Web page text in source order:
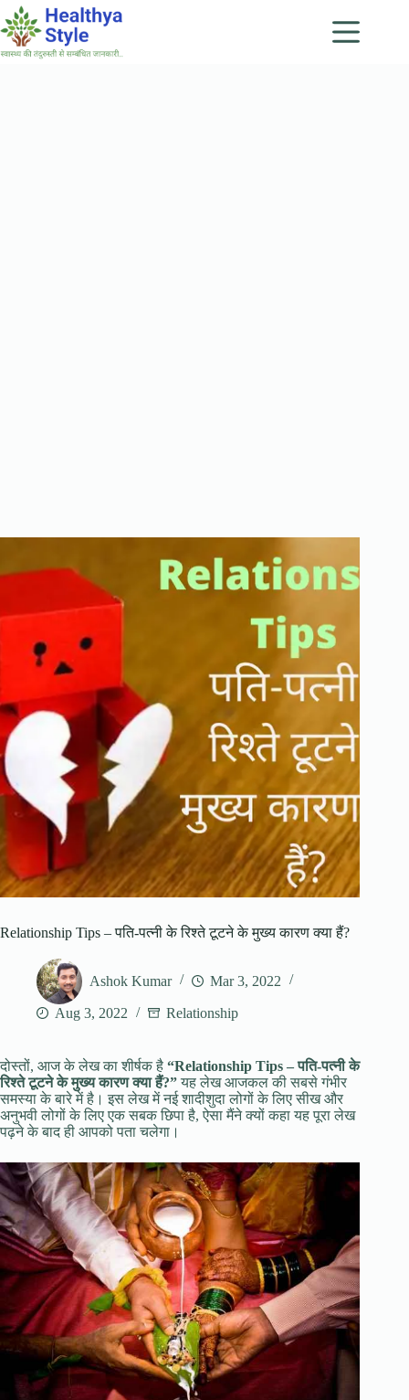
Relationship Tips – पति-पत्नी के रिश्ते टूटने के मुख्य कारण क्या हैं?
Ashok Kumar Mar 3, 2022
Aug 3, 2022 Relationship
दोस्तों, आज के लेख का शीर्षक है “Relationship Tips – पति-पत्नी के
रिश्ते टूटने के मुख्य कारण क्या हैं?”यह लेख आजकल की सबसे गंभीर
समस्या के बारे में है। इस लेख में नई शादीशुदा लोगों के लिए सीख और
अनुभवी लोगों के लिए एक सबक छिपा है, ऐसा मैंने क्यों कहा यह पूरा लेख
पढ़ने के बाद ही आपको पता चलेगा।